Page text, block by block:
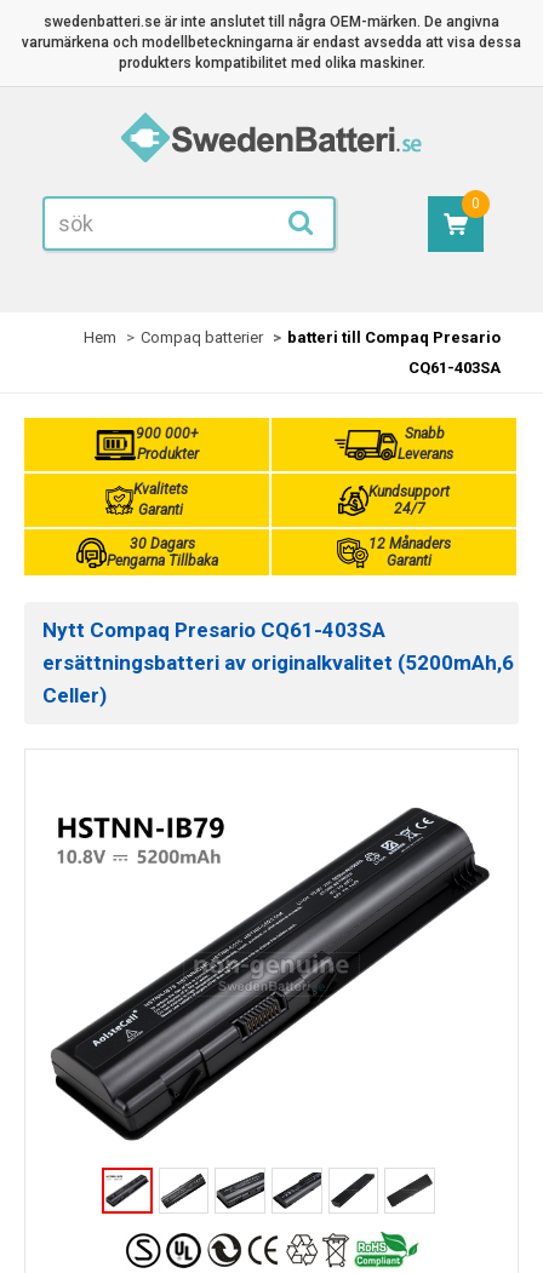
swedenbatteri.se är inte anslutet till några OEM-märken. De angivna
varumärkena och modellbeteckningarna är endast avsedda att visa dessa
produkters kompatibilitet med olika maskiner.
0
Hem Compaq batterier
batteri till Compaq Presario
CQ61-403SA
900 000+
Produkter
Snabb
Leverans
Kvalitets
Garanti
Kundsupport
24/7
30 Dagars
Pengarna Tillbaka
12 Månaders
Garanti
Nytt Compaq Presario CQ61-403SA
ersättningsbatteri av originalkvalitet (5200mAh,6
Celler)